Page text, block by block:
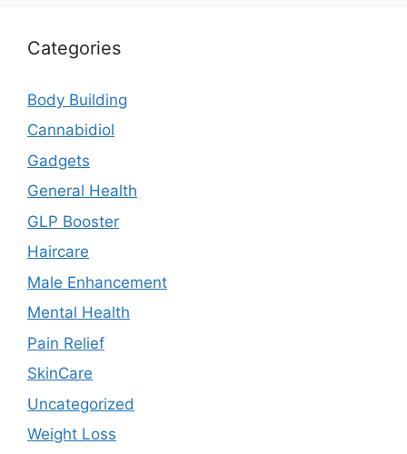
Categories
Body Building
Cannabidiol
Gadgets
General Health
GLP Booster
Haircare
Male Enhancement
Mental Health
Pain Relief
SkinCare
Uncategorized
Weight Loss